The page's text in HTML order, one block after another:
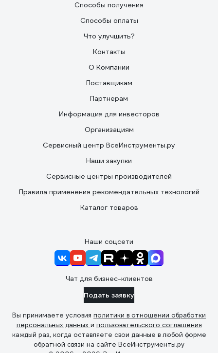
Способы получения
Способы оплаты
Что улучшить?
Контакты
О Компании
Поставщикам
Партнерам
Информация для инвесторов
Организациям
Сервисный центр ВсеИнструменты.ру
Наши закупки
Сервисные центры производителей
Правила применения рекомендательных технологий
Каталог товаров
Наши соцсети
Чат для бизнес-клиентов
Подать заявку
Вы принимаете условия политики в отношении обработки
персональных данных и пользовательского соглашения
каждый раз, когда оставляете свои данные в любой форме
обратной связи на сайте ВсеИнструменты.ру